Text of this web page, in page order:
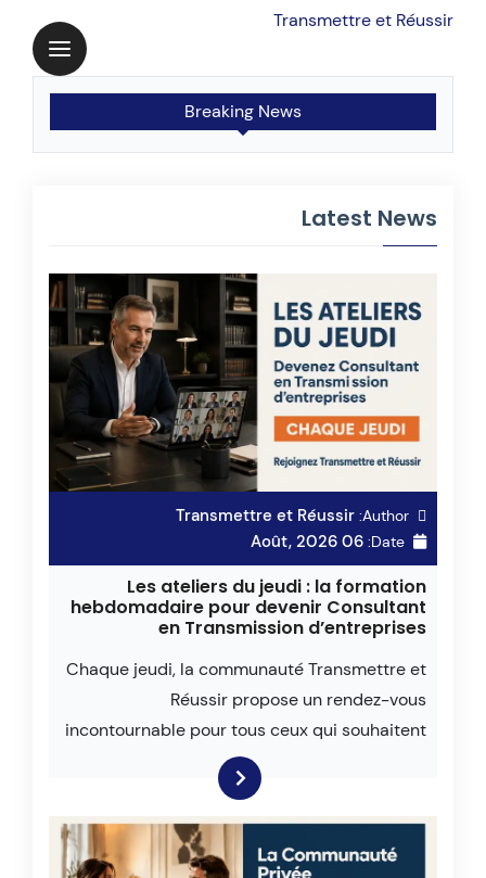
Transmettre et Réussir
Breaking News
Latest News
Transmettre et Réussir
06 Août, 2026
Les ateliers du jeudi : la formation
hebdomadaire pour devenir Consultant
en Transmission d’entreprises
Chaque jeudi, la communauté Transmettre et
Réussir propose un rendez-vous
incontournable pour tous ceux qui souhaitent